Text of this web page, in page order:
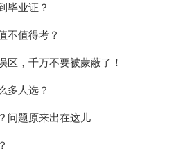
毕业证？
不值得考？
区，千万不要被蒙蔽了！
多人选？
问题原来出在这儿